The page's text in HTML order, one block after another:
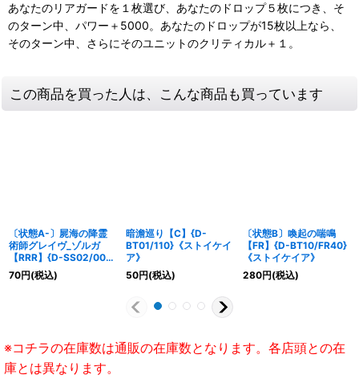
あなたのリアガードを１枚選び、あなたのドロップ５枚につき、そ
のターン中、パワー＋5000。あなたのドロップが15枚以上なら、
そのターン中、さらにそのユニットのクリティカル＋１。
この商品を買った人は、こんな商品も買っています
〔状態A-〕屍海の降霊
術師グレイヴ_ゾルガ
【RRR】{D-SS02/009}
《ストイケイア》
70円(税込)
暗澹巡り【C】{D-
BT01/110}《ストイケイ
ア》
50円(税込)
〔状態B〕喚起の喘鳴
【FR】{D-BT10/FR40}
《ストイケイア》
280円(税込)
※コチラの在庫数は通販の在庫数となります。各店頭との在
庫とは異なります。